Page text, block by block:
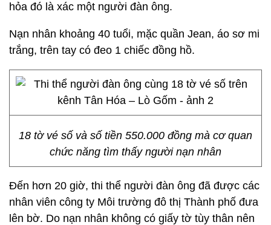
hỏa đó là xác một người đàn ông.
Nạn nhân khoảng 40 tuổi, mặc quần Jean, áo sơ mi
trắng, trên tay có đeo 1 chiếc đồng hồ.
18 tờ vé số và số tiền 550.000 đồng mà cơ quan
chức năng tìm thấy người nạn nhân
Đến hơn 20 giờ, thi thể người đàn ông đã được các
nhân viên công ty Môi trường đô thị Thành phố đưa
lên bờ. Do nạn nhân không có giấy tờ tùy thân nên